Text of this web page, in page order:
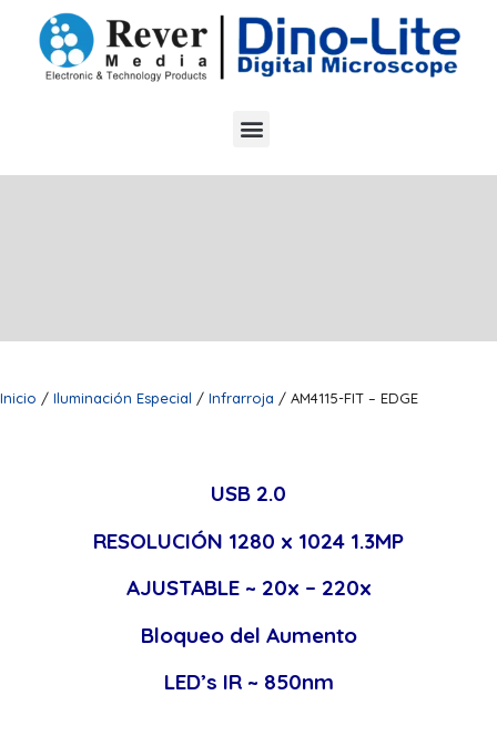
Inicio / Iluminación Especial / Infrarroja / AM4115-FIT – EDGE
USB 2.0
RESOLUCIÓN 1280 x 1024 1.3MP
AJUSTABLE ~ 20x – 220x
Bloqueo del Aumento
LED’s IR ~ 850nm